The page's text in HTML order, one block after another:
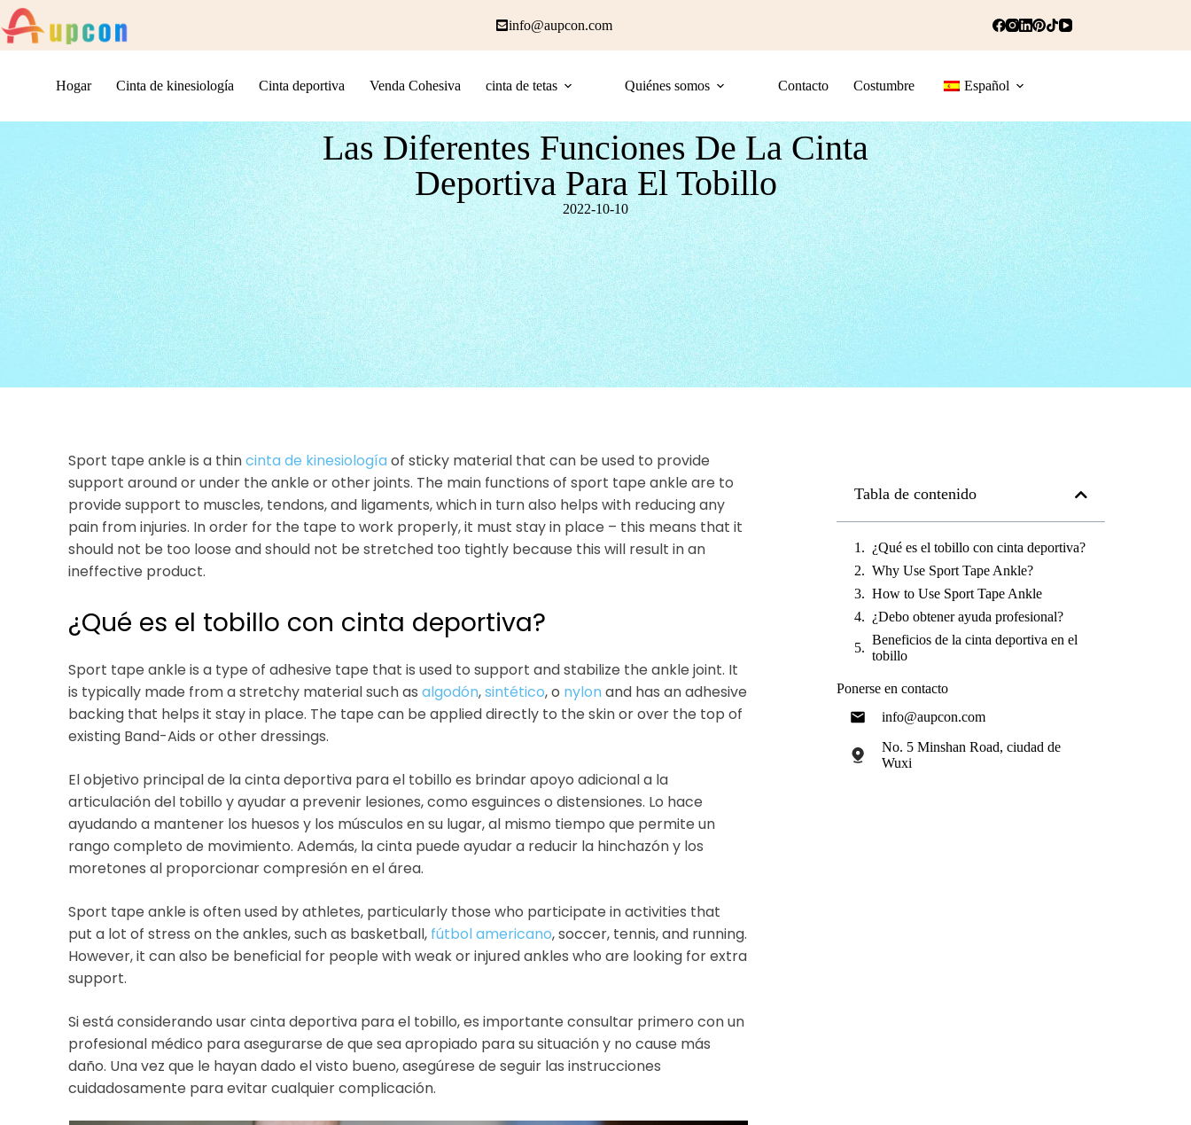
info@aupcon.com
Hogar Cinta de kinesiología Cinta deportiva Venda Cohesiva cinta de tetas Quiénes somos Contacto Costumbre Español
Las Diferentes Funciones De La Cinta
Deportiva Para El Tobillo
2022-10-10
Sport tape ankle is a thincinta de kinesiología of sticky material that can be used to provide
support around or under the ankle or other joints. The main functions of sport tape ankle are to
provide support to muscles, tendons, and ligaments, which in turn also helps with reducing any
pain from injuries. In order for the tape to work properly, it must stay in place – this means that it
should not be too loose and should not be stretched too tightly because this will result in an
ineffective product.
¿Qué es el tobillo con cinta deportiva?
Sport tape ankle is a type of adhesive tape that is used to support and stabilize the ankle joint. It
is typically made from a stretchy material such asalgodón,sintético, o nylon and has an adhesive
backing that helps it stay in place. The tape can be applied directly to the skin or over the top of
existing Band-Aids or other dressings.
El objetivo principal de la cinta deportiva para el tobillo es brindar apoyo adicional a la
articulación del tobillo y ayudar a prevenir lesiones, como esguinces o distensiones. Lo hace
ayudando a mantener los huesos y los músculos en su lugar, al mismo tiempo que permite un
rango completo de movimiento. Además, la cinta puede ayudar a reducir la hinchazón y los
moretones al proporcionar compresión en el área.
Sport tape ankle is often used by athletes, particularly those who participate in activities that
put a lot of stress on the ankles, such as basketball, fútbol americano, soccer, tennis, and running.
However, it can also be beneficial for people with weak or injured ankles who are looking for extra
support.
Si está considerando usar cinta deportiva para el tobillo, es importante consultar primero con un
profesional médico para asegurarse de que sea apropiado para su situación y no cause más
daño. Una vez que le hayan dado el visto bueno, asegúrese de seguir las instrucciones
cuidadosamente para evitar cualquier complicación.
Tabla de contenido
¿Qué es el tobillo con cinta deportiva?
Why Use Sport Tape Ankle?
How to Use Sport Tape Ankle
¿Debo obtener ayuda profesional?
Beneficios de la cinta deportiva en el
tobillo
Ponerse en contacto
info@aupcon.com
No. 5 Minshan Road, ciudad de
Wuxi